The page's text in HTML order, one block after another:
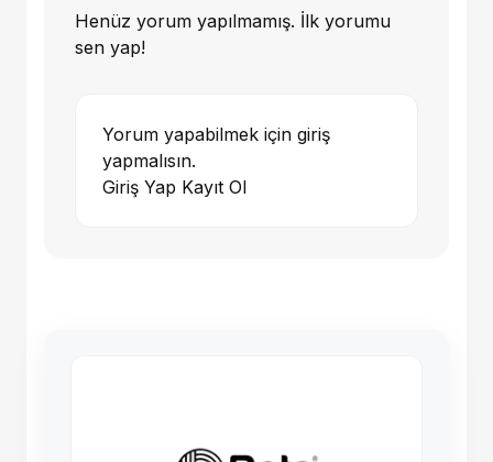
Henüz yorum yapılmamış. İlk yorumu
sen yap!
Yorum yapabilmek için giriş
yapmalısın.
Giriş Yap Kayıt Ol